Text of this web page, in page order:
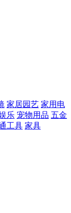
家居园艺 家用电
乐 宠物用品 五金
工具 家具